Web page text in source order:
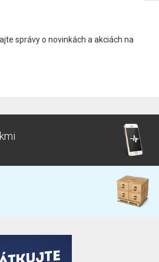
správy o novinkách a akciách na